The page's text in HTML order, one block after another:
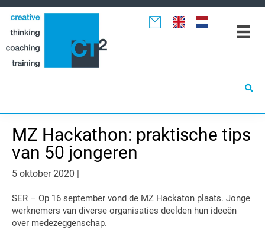
Spring
naar
hoofdnavigatie
Door
naar
Spring
naar
eerste
MZ Hackathon: praktische tips
van 50 jongeren
5 oktober 2020
SER – Op 16 september vond de MZ Hackaton plaats. Jonge
werknemers van diverse organisaties deelden hun ideeën
over medezeggenschap.